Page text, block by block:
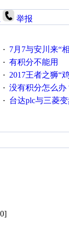
举报
· 7月7与安川来“
· 有积分不能用
· 2017王者之狮“鸡”情签到
· 没有积分怎么办
· 台达plc与三菱